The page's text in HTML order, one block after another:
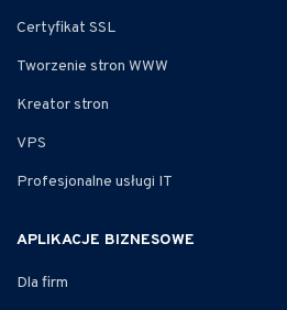
Certyfikat SSL
Tworzenie stron WWW
Kreator stron
VPS
Profesjonalne usługi IT
APLIKACJE BIZNESOWE
Dla firm